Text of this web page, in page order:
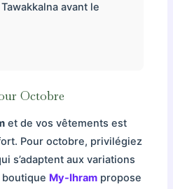
avant le
Octobre
et de vos vêtements est
Pour octobre, privilégiez
s’adaptent aux variations
My-Ihram propose